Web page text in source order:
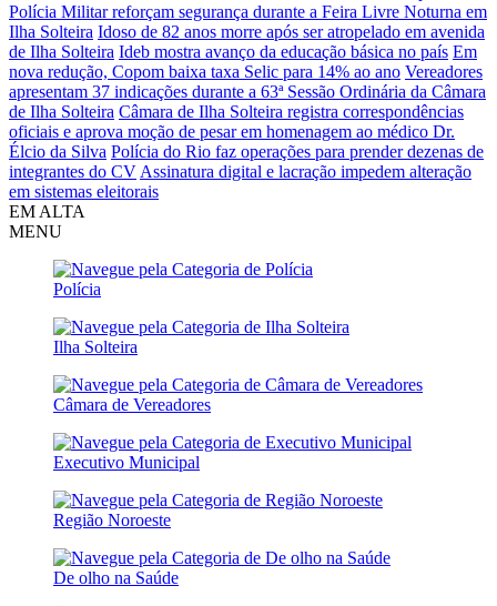
Polícia Militar reforçam segurança durante a Feira Livre Noturna em
Ilha Solteira Idoso de 82 anos morre após ser atropelado em avenida
de Ilha Solteira Ideb mostra avanço da educação básica no país Em
nova redução, Copom baixa taxa Selic para 14% ao ano Vereadores
apresentam 37 indicações durante a 63ª Sessão Ordinária da Câmara
de Ilha Solteira Câmara de Ilha Solteira registra correspondências
oficiais e aprova moção de pesar em homenagem ao médico Dr.
Élcio da Silva Polícia do Rio faz operações para prender dezenas de
integrantes do CV Assinatura digital e lacração impedem alteração
em sistemas eleitorais
EM ALTA
MENU
Polícia
Ilha Solteira
Câmara de Vereadores
Executivo Municipal
Região Noroeste
De olho na Saúde